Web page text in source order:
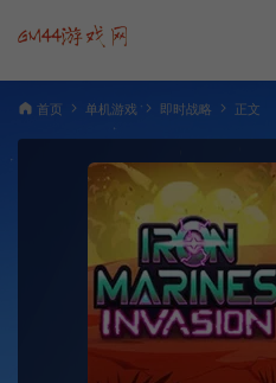
首页 单机游戏 即时战略 正文